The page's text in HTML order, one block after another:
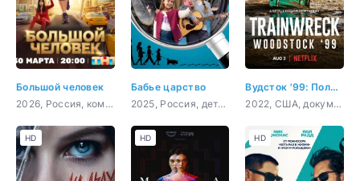
Большой человек
2026, Россия, комедия
Бабье царство
2025, Россия, детектив, мелодрама, комедия
Вудсток '99: Полный провал
2022, США, документальный, музыка
HD HD HD